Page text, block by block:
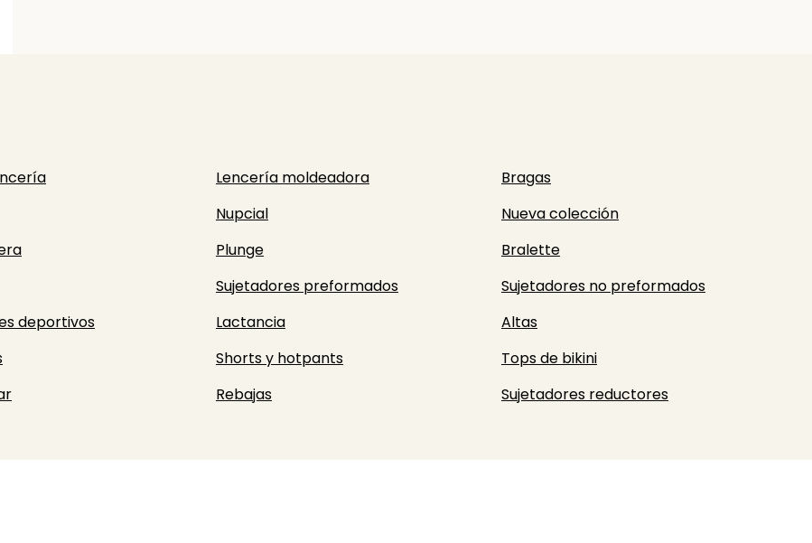
Lencería moldeadora
Bragas
Nupcial
Nueva colección
Plunge
Bralette
Sujetadores preformados
Sujetadores no preformados
deportivos Lactancia
Altas
Shorts y hotpants
Tops de bikini
Rebajas Sujetadores reductores